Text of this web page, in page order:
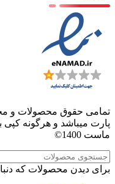
تمامی حقوق محصولات و
پارت میباشد و هرگونه
ماست 1400©
برای دیدن محصولات که